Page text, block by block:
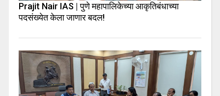
Prajit Nair IAS | पुणे महापालिकेच्या आकृतिबंधाच्या
पदसंख्येत केला जाणार बदल!